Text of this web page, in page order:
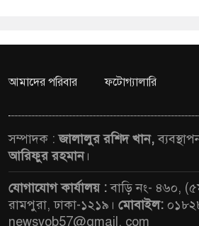
আমাদের পরিবার ফটোগ্যালারি
সম্পাদক :জালালুর রশিদ খান,
আরিফুর রহমান।
যোগাযোগ কার্যালয় :বাড়ি নং- ৪৬০,
রামপুরা, ঢাকা-১২১৯। মোবাইল:
newsvob57@gmail. com